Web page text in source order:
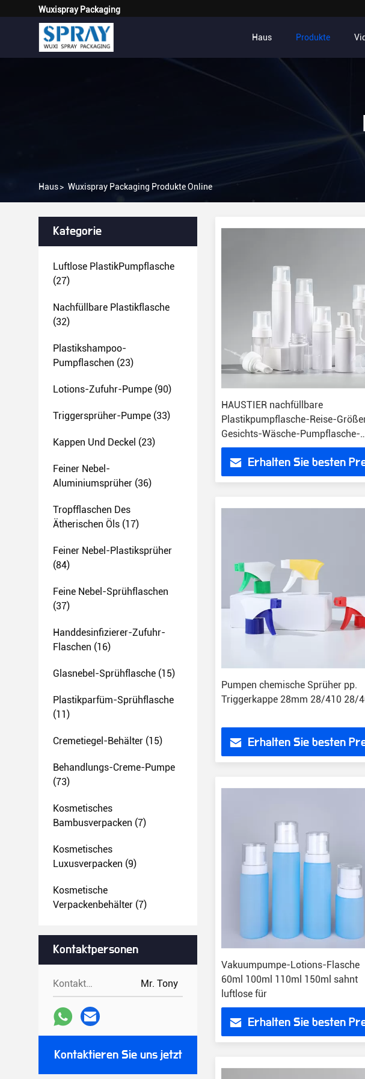
Wuxispray Packaging
Haus Produkte
Haus> Wuxispray Packaging Produkte Online
Kategorie
Luftlose PlastikPumpflasche
(27)
Nachfüllbare Plastikflasche
(32)
Plastikshampoo-
Pumpflaschen (23)
Lotions-Zufuhr-Pumpe (90)
Triggersprüher-Pumpe (33)
Kappen Und Deckel (23)
Feiner Nebel-
Aluminiumsprüher (36)
Tropfflaschen Des
Ätherischen Öls (17)
Feiner Nebel-Plastiksprüher
(84)
Feine Nebel-Sprühflaschen
(37)
Handdesinfizierer-Zufuhr-
Flaschen (16)
Glasnebel-Sprühflasche (15)
Plastikparfüm-Sprühflasche
(11)
Cremetiegel-Behälter (15)
Behandlungs-Creme-Pumpe
(73)
Kosmetisches
Bambusverpacken (7)
Kosmetisches
Luxusverpacken (9)
Kosmetische
Verpackenbehälter (7)
Kontaktpersonen
Kontaktpersonen: Mr. Tony
Kontaktieren Sie uns jetzt
HAUSTIER nachfüllbare
Plastikpumpflasche-Reise-
Gesichts-Wäsche-Pumpflasche-
Gesichtsschaum-Flasche
Form
Erhalten Sie besten
Pumpen chemische Sprüher pp.
Triggerkappe 28mm 28/410 28/
Erhalten Sie besten
Vakuumpumpe-Lotions-Flasche
60ml 100ml 110ml 150ml sahnt
luftlose für
Erhalten Sie besten